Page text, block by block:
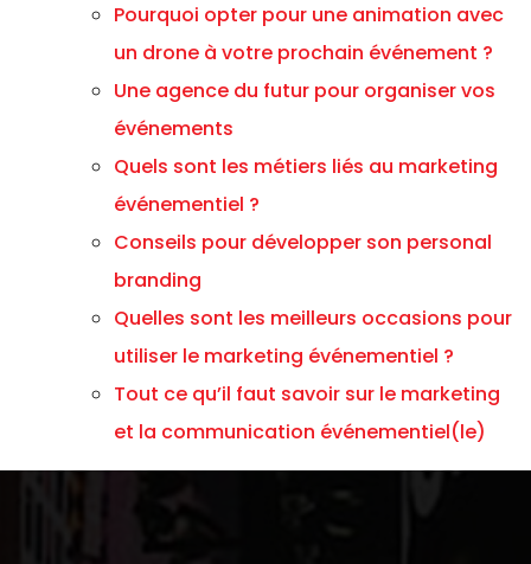
Pourquoi opter pour une animation avec
un drone à votre prochain événement ?
Une agence du futur pour organiser vos
événements
Quels sont les métiers liés au marketing
événementiel ?
Conseils pour développer son personal
branding
Quelles sont les meilleurs occasions pour
utiliser le marketing événementiel ?
Tout ce qu’il faut savoir sur le marketing
et la communication événementiel(le)